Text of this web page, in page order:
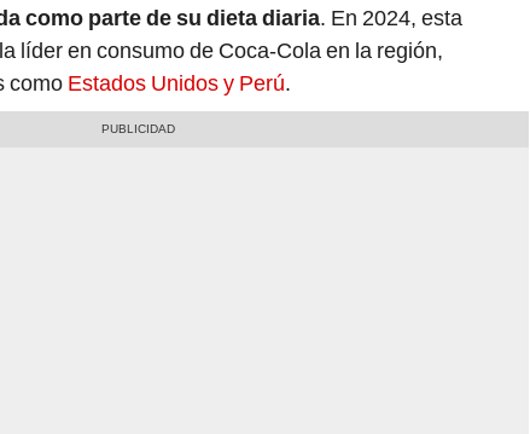
como parte de su dieta diaria. En 2024, esta
líder en consumo de Coca-Cola en la región,
como Estados Unidos y Perú.